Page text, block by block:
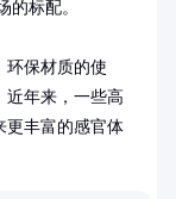
的标配。
环保材质的使
近年来，一些高
更丰富的感官体